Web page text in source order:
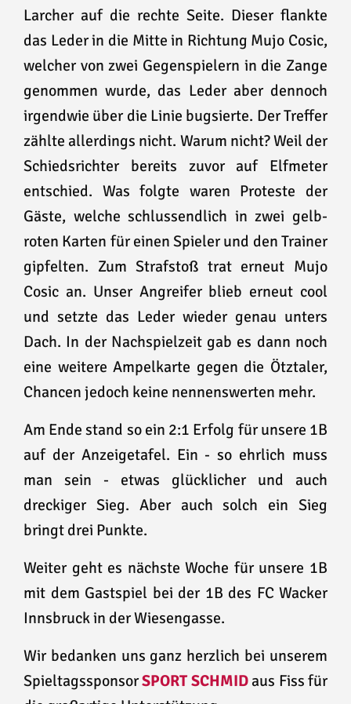
Larcher auf die rechte Seite. Dieser flankte
das Leder in die Mitte in Richtung Mujo Cosic,
welcher von zwei Gegenspielern in die Zange
genommen wurde, das Leder aber dennoch
irgendwie über die Linie bugsierte. Der Treffer
zählte allerdings nicht. Warum nicht? Weil der
Schiedsrichter bereits zuvor auf Elfmeter
entschied. Was folgte waren Proteste der
Gäste, welche schlussendlich in zwei gelb-
roten Karten für einen Spieler und den Trainer
gipfelten. Zum Strafstoß trat erneut Mujo
Cosic an. Unser Angreifer blieb erneut cool
und setzte das Leder wieder genau unters
Dach. In der Nachspielzeit gab es dann noch
eine weitere Ampelkarte gegen die Ötztaler,
Chancen jedoch keine nennenswerten mehr.
Am Ende stand so ein 2:1 Erfolg für unsere 1B
auf der Anzeigetafel. Ein - so ehrlich muss
man sein - etwas glücklicher und auch
dreckiger Sieg. Aber auch solch ein Sieg
bringt drei Punkte.
Weiter geht es nächste Woche für unsere 1B
mit dem Gastspiel bei der 1B des FC Wacker
Innsbruck in der Wiesengasse.
Wir bedanken uns ganz herzlich bei unserem
SpieltagssponsorSPORT SCHMIDaus Fiss für